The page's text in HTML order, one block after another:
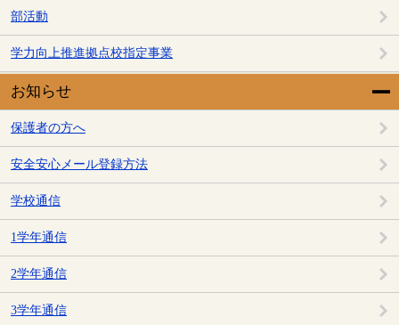
部活動
学力向上推進拠点校指定事業
お知らせ
保護者の方へ
安全安心メール登録方法
学校通信
1学年通信
2学年通信
3学年通信